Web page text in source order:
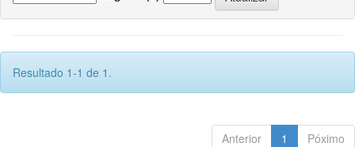
Resultado 1-1 de 1.
Anterior 1 Póximo